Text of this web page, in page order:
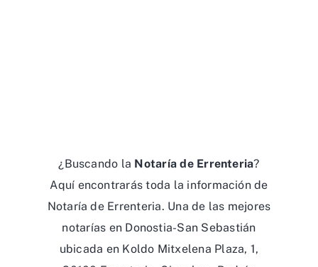
¿Buscando la Notaría de Errenteria?
Aquí encontrarás toda la información de
Notaría de Errenteria. Una de las mejores
notarías en Donostia-San Sebastián
ubicada en Koldo Mitxelena Plaza, 1,